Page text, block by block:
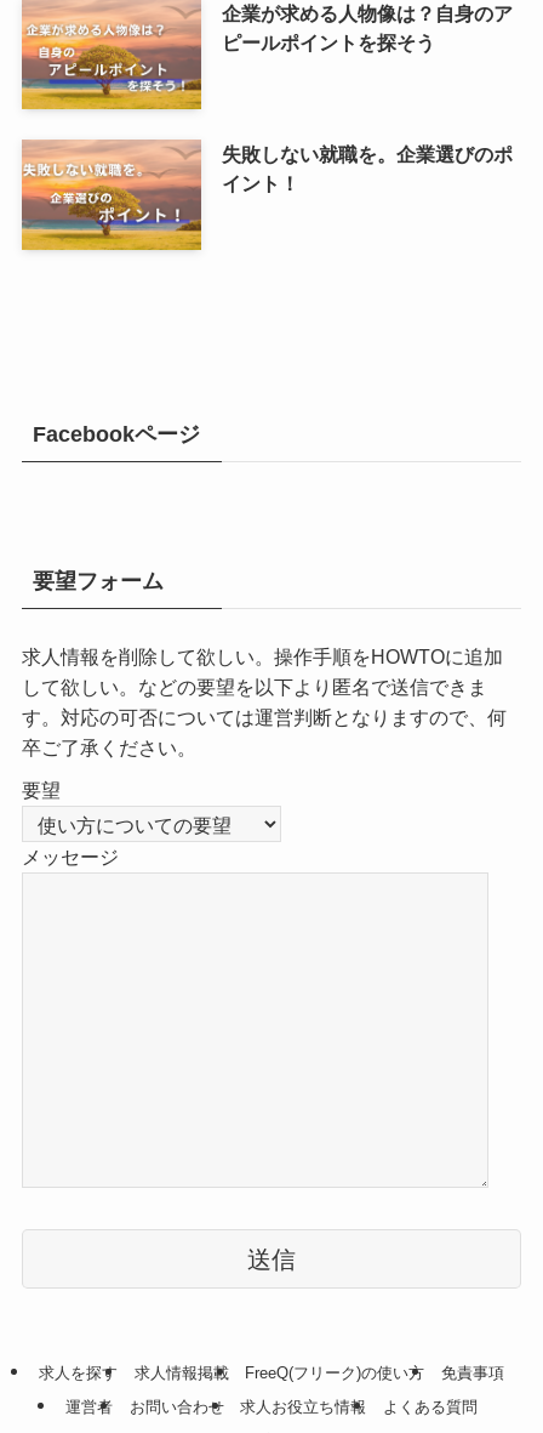
企業が求める人物像は？自身のア
ピールポイントを探そう
失敗しない就職を。企業選びのポ
イント！
Facebookページ
要望フォーム
求人情報を削除して欲しい。操作手順をHOWTOに追加
して欲しい。などの要望を以下より匿名で送信できま
す。対応の可否については運営判断となりますので、何
卒ご了承ください。
要望
メッセージ
ル求人を探す 求人情報掲載 FreeQ(フリーク)の使い方
免責事項
運営者
お問い合わせ 求人お役立ち情報
よくある質問